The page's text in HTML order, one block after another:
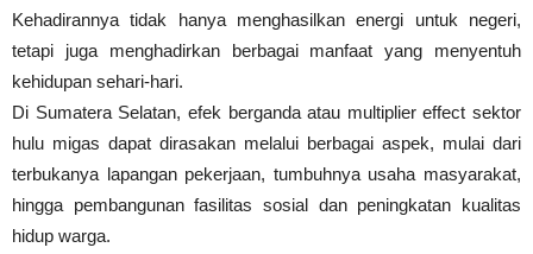
Kehadirannya tidak hanya menghasilkan energi untuk negeri,
tetapi juga menghadirkan berbagai manfaat yang menyentuh
kehidupan sehari-hari.
Di Sumatera Selatan, efek berganda atau multiplier effect sektor
hulu migas dapat dirasakan melalui berbagai aspek, mulai dari
terbukanya lapangan pekerjaan, tumbuhnya usaha masyarakat,
hingga pembangunan fasilitas sosial dan peningkatan kualitas
hidup warga.